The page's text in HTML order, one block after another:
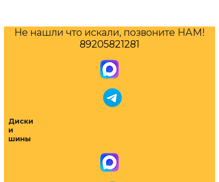
Не нашли что искали, позвоните НАМ!
89205821281
Диски
и
шины